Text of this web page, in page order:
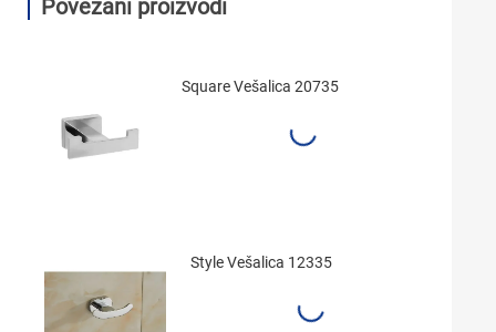
Povezani proizvodi
Square Vešalica 20735
Style Vešalica 12335